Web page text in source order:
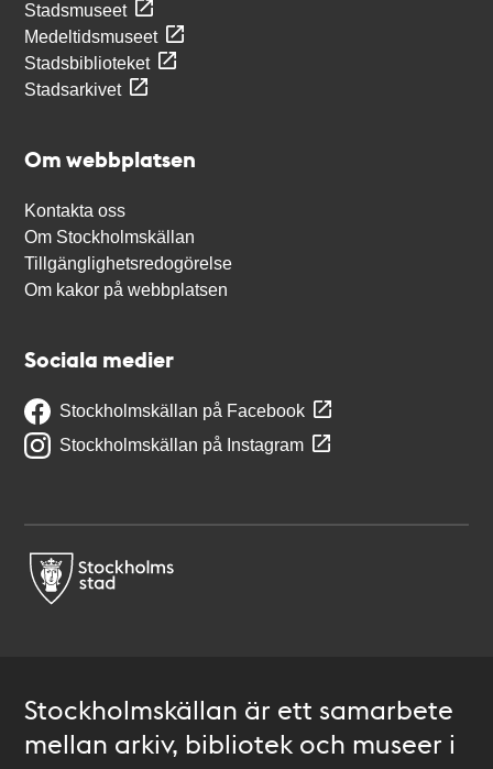
Stadsmuseet
Medeltidsmuseet
Stadsbiblioteket
Stadsarkivet
Om webbplatsen
Kontakta oss
Om Stockholmskällan
Tillgänglighetsredogörelse
Om kakor på webbplatsen
Sociala medier
Stockholmskällan på Facebook
Stockholmskällan på Instagram
Stockholmskällan är ett samarbete
mellan arkiv, bibliotek och museer i